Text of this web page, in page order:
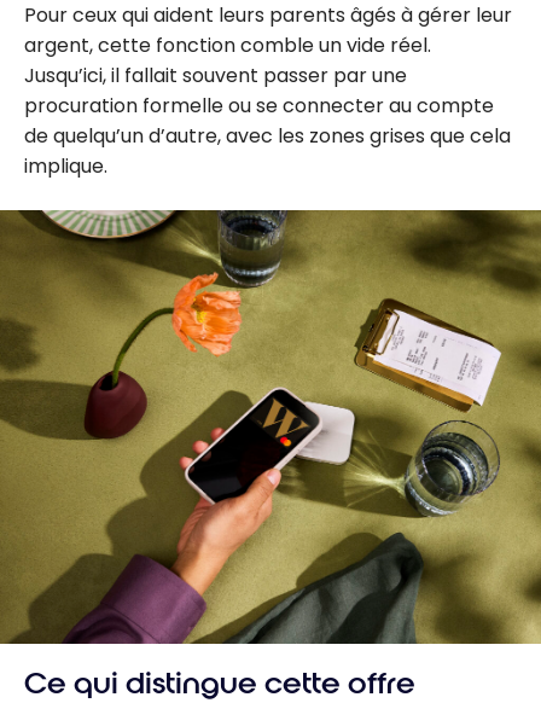
Pour ceux qui aident leurs parents âgés à gérer leur
argent, cette fonction comble un vide réel.
Jusqu’ici, il fallait souvent passer par une
procuration formelle ou se connecter au compte
de quelqu’un d’autre, avec les zones grises que cela
implique.
Ce qui distingue cette offre